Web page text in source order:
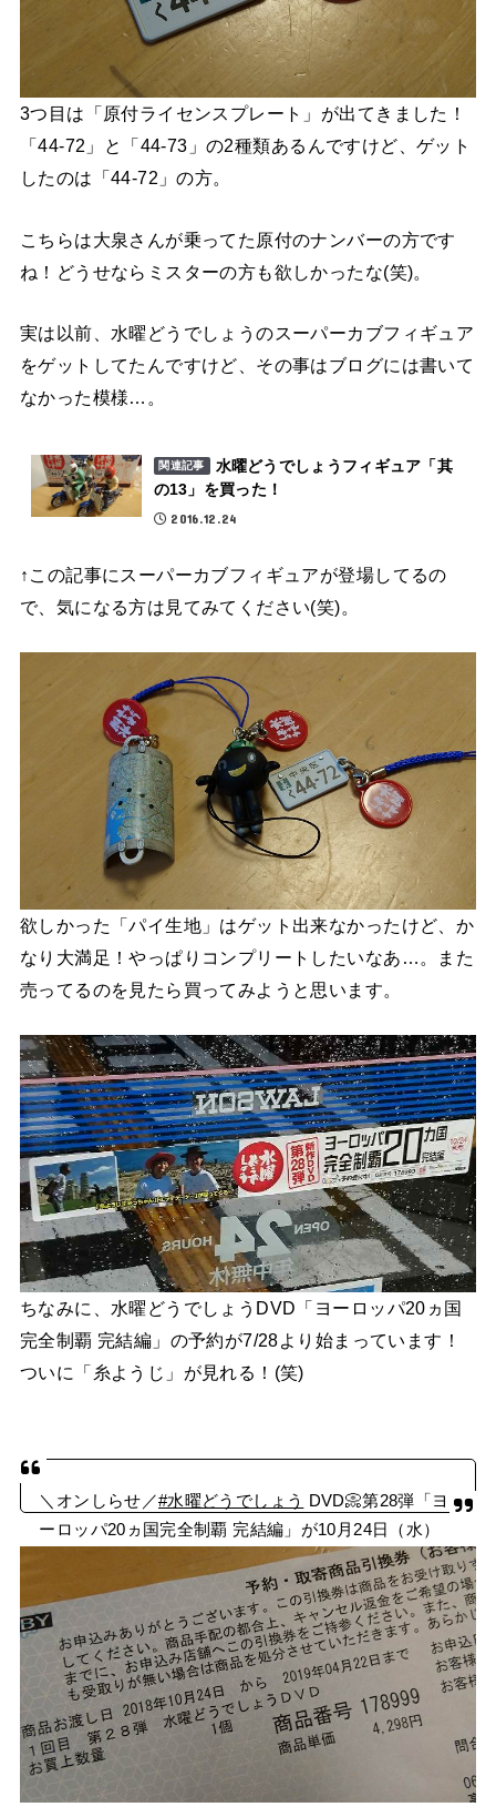
3つ目は「原付ライセンスプレート」が出てきました！
「44-72」と「44-73」の2種類あるんですけど、ゲット
したのは「44-72」の方。
こちらは大泉さんが乗ってた原付のナンバーの方です
ね！どうせならミスターの方も欲しかったな(笑)。
実は以前、水曜どうでしょうのスーパーカブフィギュア
をゲットしてたんですけど、その事はブログには書いて
なかった模様…。
関連記事
水曜どうでしょうフィギュア「其
の13」を買った！
2016.12.24
↑この記事にスーパーカブフィギュアが登場してるの
で、気になる方は見てみてください(笑)。
欲しかった「パイ生地」はゲット出来なかったけど、か
なり大満足！やっぱりコンプリートしたいなあ…。また
売ってるのを見たら買ってみようと思います。
ちなみに、水曜どうでしょうDVD「ヨーロッパ20ヵ国
完全制覇 完結編」の予約が7/28より始まっています！
ついに「糸ようじ」が見れる！(笑)
＼オンしらせ／#水曜どうでしょう
DVD📀第28弾「ヨ
ーロッパ20ヵ国完全制覇 完結編」が10月24日（水）
に発売決定‼️7月28日（土）から予約受付開始だオン‼️
＼(o▽n)／
➡️https://t.co/vP6Oxig66X#HTB #鈴井貴之 #大泉洋 #
藤村忠寿 #嬉野雅道 pic.twitter.com/ToKdbkYLUa
— onちゃん (@HTB_onchan1201)2018年6月27日